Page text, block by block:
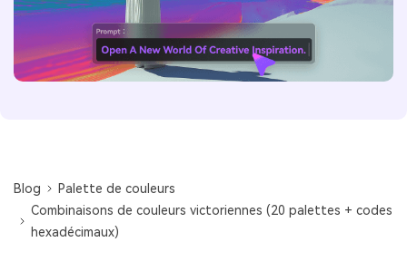
Blog
Palette de couleurs
Combinaisons de couleurs victoriennes (20 palettes + codes
hexadécimaux)